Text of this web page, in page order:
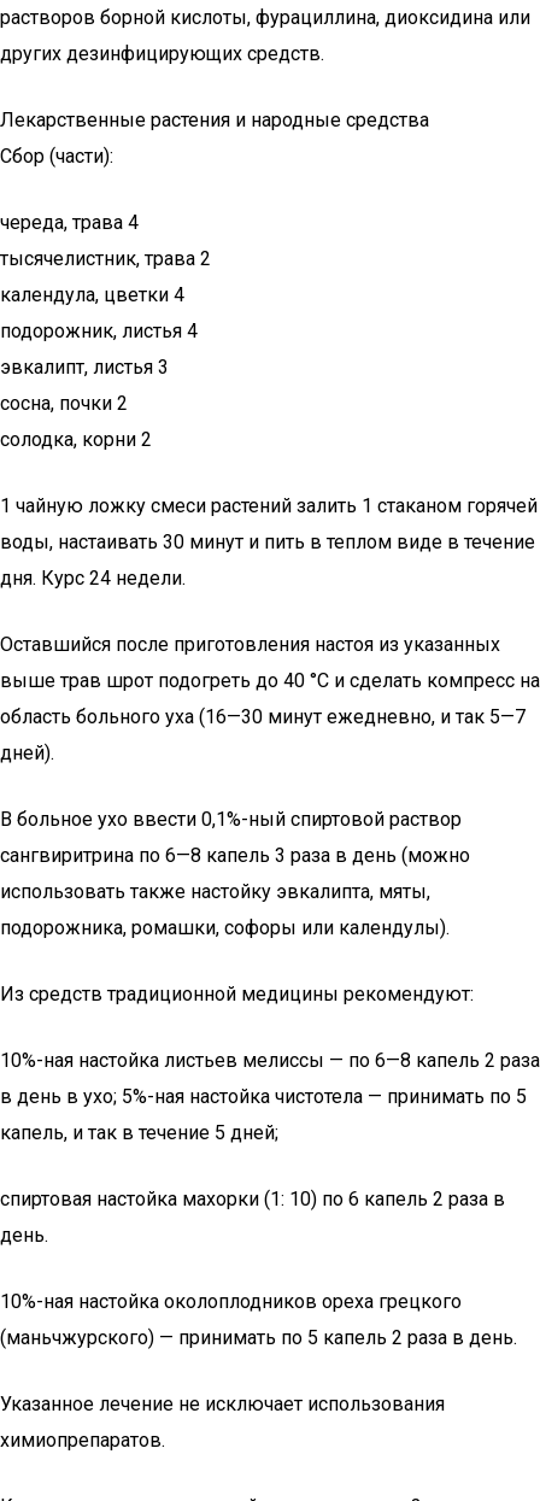
растворов борной кислоты, фурациллина, диоксидина или
других дезинфицирующих средств.
Лекарственные растения и народные средства
Сбор (части):
череда, трава 4
тысячелистник, трава 2
календула, цветки 4
подорожник, листья 4
эвкалипт, листья 3
сосна, почки 2
солодка, корни 2
1 чайную ложку смеси растений залить 1 стаканом горячей
воды, настаивать 30 минут и пить в теплом виде в течение
дня. Курс 24 недели.
Оставшийся после приготовления настоя из указанных
выше трав шрот подогреть до 40 °С и сделать компресс на
область больного уха (16—30 минут ежедневно, и так 5—7
дней).
В больное ухо ввести 0,1%-ный спиртовой раствор
сангвиритрина по 6—8 капель 3 раза в день (можно
использовать также настойку эвкалипта, мяты,
подорожника, ромашки, софоры или календулы).
Из средств традиционной медицины рекомендуют:
10%-ная настойка листьев мелиссы — по 6—8 капель 2 раза
в день в ухо; 5%-ная настойка чистотела — принимать по 5
капель, и так в течение 5 дней;
спиртовая настойка махорки (1: 10) по 6 капель 2 раза в
день.
10%-ная настойка околоплодников ореха грецкого
(маньчжурского) — принимать по 5 капель 2 раза в день.
Указанное лечение не исключает использования
химиопрепаратов.